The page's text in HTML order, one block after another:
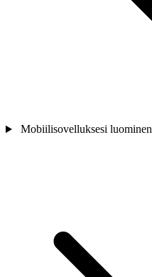
Mobiilisovelluksesi luominen